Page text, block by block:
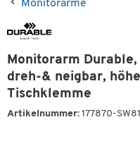
Monitorarme
Monitorarm Durable,
dreh-& neigbar,
Tischklemme
Artikelnummer: 177870-SW81